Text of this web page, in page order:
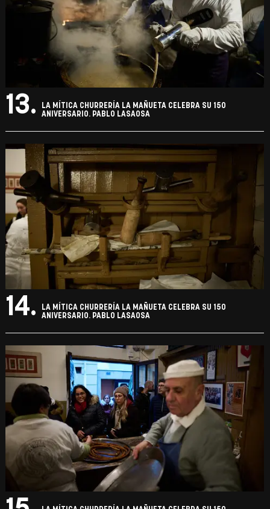
13.
LA MÍTICA CHURRERÍA LA MAÑUETA CELEBRA SU 150
ANIVERSARIO. PABLO LASAOSA
14.
LA MÍTICA CHURRERÍA LA MAÑUETA CELEBRA SU 150
ANIVERSARIO. PABLO LASAOSA